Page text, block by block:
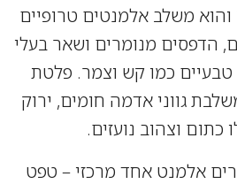
משלב אלמנטים טרופיים
מנומרים ושאר בעלי
כמו קש וצמר. פלטת
אדמה חומים, ירוק
וצהוב נועזים.
אחד מרכזי – טפט